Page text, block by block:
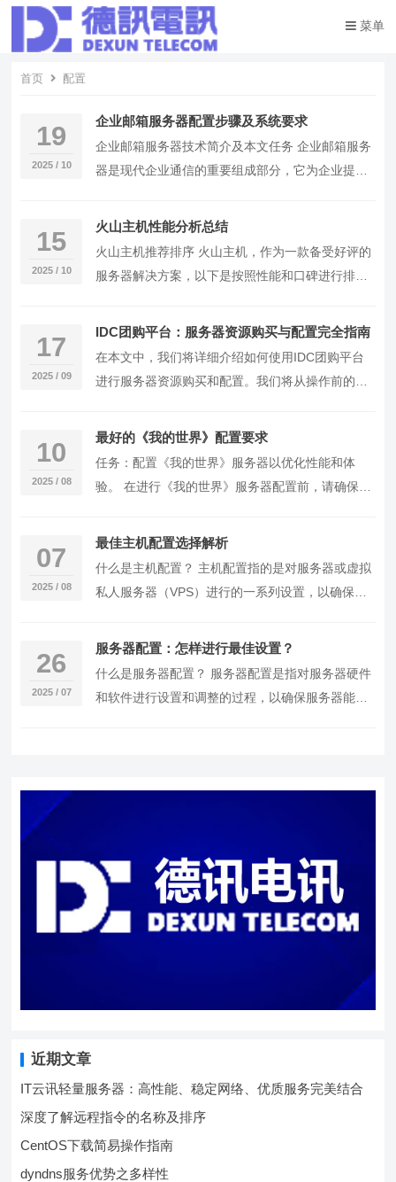
菜单
首页 配置
19
2025 / 10
企业邮箱服务器配置步骤及系统要求
企业邮箱服务器技术简介及本文任务 企业邮箱服务
器是现代企业通信的重要组成部分，它为企业提供
绍企业…
15
2025 / 10
火山主机性能分析总结
火山主机推荐排序 火山主机，作为一款备受好评的
服务器解决方案，以下是按照性能和口碑进行排序
存…
17
2025 / 09
IDC团购平台：服务器资源购买与配置完全指南
在本文中，我们将详细介绍如何使用IDC团购平台
进行服务器资源购买和配置。我们将从操作前的准
程。 …
10
2025 / 08
最好的《我的世界》配置要求
任务：配置《我的世界》服务器以优化性能和体
验。 在进行《我的世界》服务器配置前，请确保您
版。 服…
07
2025 / 08
最佳主机配置选择解析
什么是主机配置？ 主机配置指的是对服务器或虚拟
私人服务器（VPS）进行的一系列设置，以确保其
（如…
26
2025 / 07
服务器配置：怎样进行最佳设置？
什么是服务器配置？ 服务器配置是指对服务器硬件
和软件进行设置和调整的过程，以确保服务器能够
近期文章
IT云讯轻量服务器：高性能、稳定网络、优质服务完美结合
深度了解远程指令的名称及排序
CentOS下载简易操作指南
dyndns服务优势之多样性